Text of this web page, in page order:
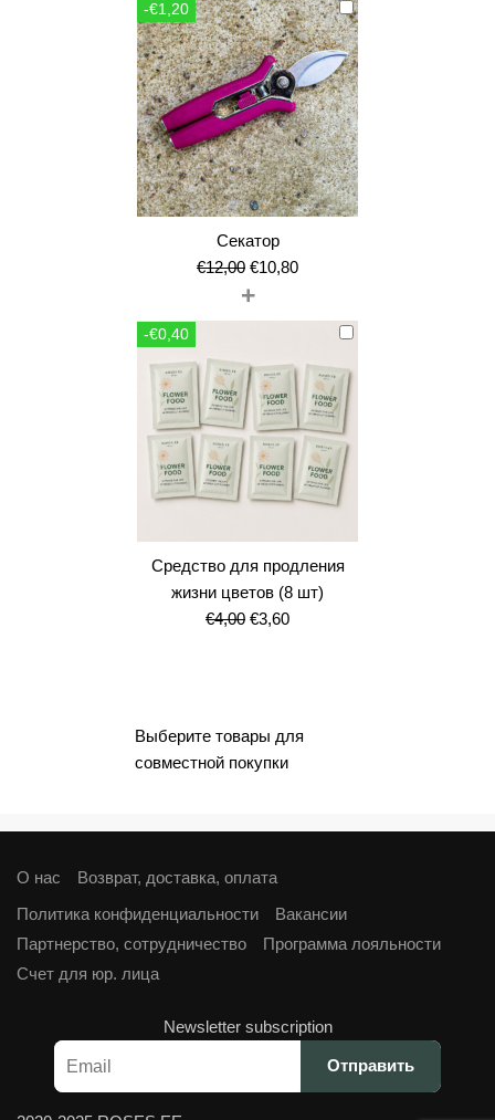
-€1,20
Секатор
€12,00 Первоначальная
цена
составляла
€10,80Текущая
€10,80.
+
-€0,40
Средство для продления
жизни цветов (8 шт)
€4,00 Первоначальная
€3,60Текущая
Выберите товары для
совместной покупки
О нас
Возврат, доставка, оплата
Политика конфиденциальности
Вакансии
Партнерство, сотрудничество
Программа лояльности
Cчет для юр. лица
Newsletter subscription